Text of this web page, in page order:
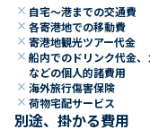
close 自宅～港までの交通費
close 各寄港地での移動費
close 寄港地観光ツアー代金
close 船内でのドリンク代金
などの個人的諸費用
close 海外旅行傷害保険
close 荷物宅配サービス
別途、掛かる費用